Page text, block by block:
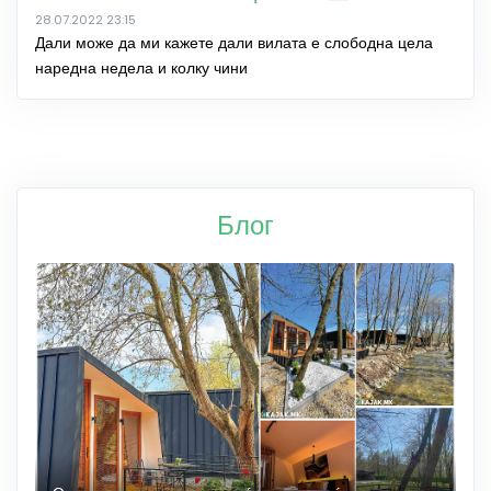
28.07.2022 23:15
Дали може да ми кажете дали вилата е слободна цела
наредна недела и колку чини
Блог